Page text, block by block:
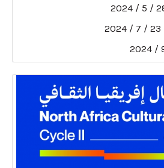
28 / 5 /
23 / 7 / 2024